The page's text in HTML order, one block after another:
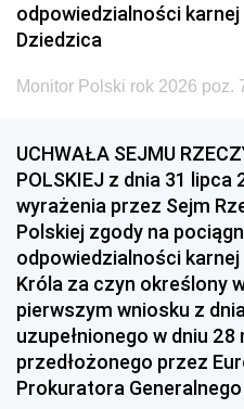
odpowiedzialności karnej
Dziedzica
Monitor Polski rok 2026 poz.
UCHWAŁA SEJMU
POLSKIEJ z dnia 31 lipca
wyrażenia przez Sejm
Polskiej zgody na
odpowiedzialności karnej
Króla za czyn określony
pierwszym wniosku z
uzupełnionego w dniu 28
przedłożonego przez
Prokuratora Generalnego